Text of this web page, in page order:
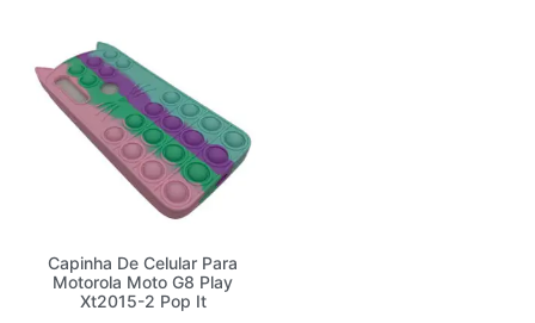
Capinha De Celular Para
Motorola Moto G8 Play
Xt2015-2 Pop It